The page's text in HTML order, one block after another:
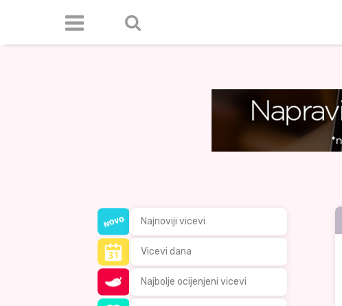
Najnoviji vicevi
Vicevi dana
Najbolje ocijenjeni vicevi